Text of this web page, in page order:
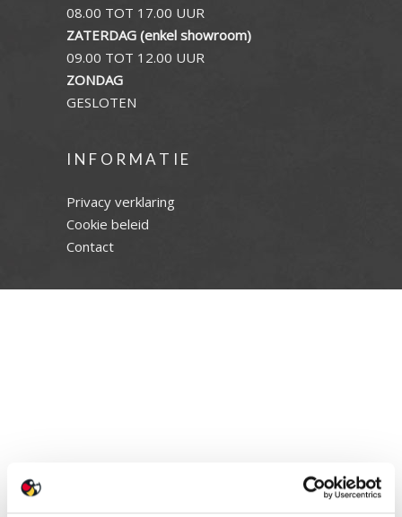
08.00 TOT 17.00 UUR
ZATERDAG (enkel showroom)
09.00 TOT 12.00 UUR
ZONDAG
GESLOTEN
INFORMATIE
Privacy verklaring
Cookie beleid
Contact